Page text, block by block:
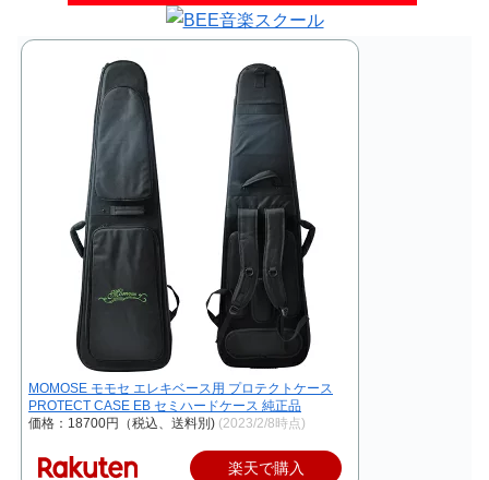
MOMOSE モモセ エレキベース用 プロテクトケース
PROTECT CASE EB セミハードケース 純正品
価格：18700円（税込、送料別) (2023/2/8時点)
楽天で購入